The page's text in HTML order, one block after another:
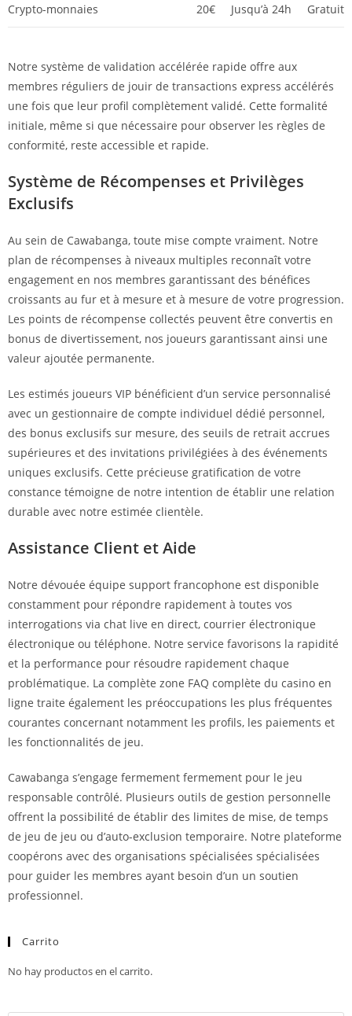
Crypto-monnaies 20€ Jusqu’à 24h Gratuit
Notre système de validation accélérée rapide offre aux
membres réguliers de jouir de transactions express accélérés
une fois que leur profil complètement validé. Cette formalité
initiale, même si que nécessaire pour observer les règles de
conformité, reste accessible et rapide.
Système de Récompenses et Privilèges
Exclusifs
Au sein de Cawabanga, toute mise compte vraiment. Notre
plan de récompenses à niveaux multiples reconnaît votre
engagement en nos membres garantissant des bénéfices
croissants au fur et à mesure et à mesure de votre progression.
Les points de récompense collectés peuvent être convertis en
bonus de divertissement, nos joueurs garantissant ainsi une
valeur ajoutée permanente.
Les estimés joueurs VIP bénéficient d’un service personnalisé
avec un gestionnaire de compte individuel dédié personnel,
des bonus exclusifs sur mesure, des seuils de retrait accrues
supérieures et des invitations privilégiées à des événements
uniques exclusifs. Cette précieuse gratification de votre
constance témoigne de notre intention de établir une relation
durable avec notre estimée clientèle.
Assistance Client et Aide
Notre dévouée équipe support francophone est disponible
constamment pour répondre rapidement à toutes vos
interrogations via chat live en direct, courrier électronique
électronique ou téléphone. Notre service favorisons la rapidité
et la performance pour résoudre rapidement chaque
problématique. La complète zone FAQ complète du casino en
ligne traite également les préoccupations les plus fréquentes
courantes concernant notamment les profils, les paiements et
les fonctionnalités de jeu.
Cawabanga s’engage fermement fermement pour le jeu
responsable contrôlé. Plusieurs outils de gestion personnelle
offrent la possibilité de établir des limites de mise, de temps
de jeu de jeu ou d’auto-exclusion temporaire. Notre plateforme
coopérons avec des organisations spécialisées spécialisées
pour guider les membres ayant besoin d’un un soutien
professionnel.
Carrito
No hay productos en el carrito.